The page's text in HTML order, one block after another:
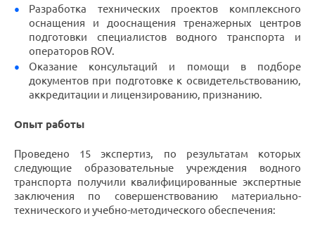
Разработка технических проектов комплексного
оснащения и дооснащения тренажерных центров
подготовки специалистов водного транспорта и
операторов ROV.
Оказание консультаций и помощи в подборе
документов при подготовке к освидетельствованию,
аккредитации и лицензированию, признанию.
Опыт работы
Проведено 15 экспертиз, по результатам которых
следующие образовательные учреждения водного
транспорта получили квалифицированные экспертные
заключения по совершенствованию материально-
технического и учебно-методического обеспечения: